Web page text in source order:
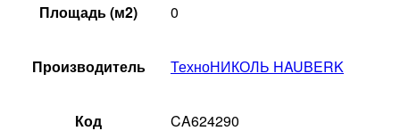
Площадь (м2)
0
Производитель ТехноНИКОЛЬ HAUBERK
Код CA624290